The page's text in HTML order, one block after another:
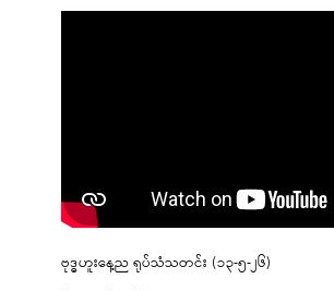
ဗုဒ္ဓဟူးနေ့ည ရုပ်သံသတင်း (၁၃-၅-၂၆)